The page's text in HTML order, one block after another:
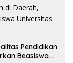
Pendidikan
Beasiswa